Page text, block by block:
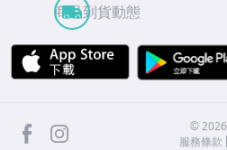
商品到貨動態
APP Store
facebook ©2026
服務條款